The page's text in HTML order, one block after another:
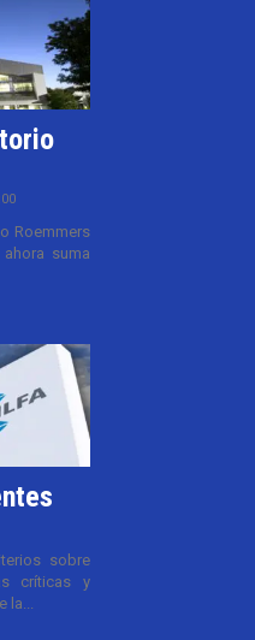
Roemmers
suma
sobre
críticas y
la...